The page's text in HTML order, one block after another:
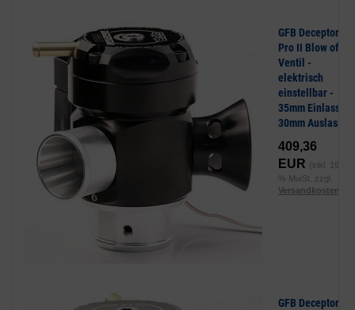
GFB Deceptor
Pro II Blow off
Ventil -
elektrisch
einstellbar -
35mm Einlass,
30mm Auslass
409,36
EUR (inkl. 19
% MwSt. zzgl.
Versandkosten
GFB Deceptor